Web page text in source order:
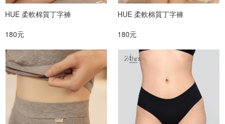
HUE 柔軟棉質丁字褲
180元
HUE 柔軟棉質丁字褲
180元